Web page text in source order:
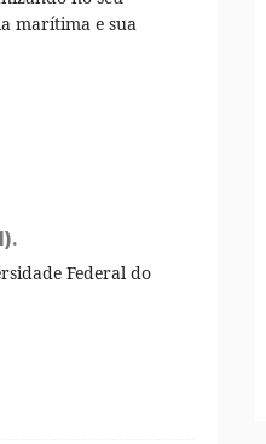
marítima e sua
Federal do